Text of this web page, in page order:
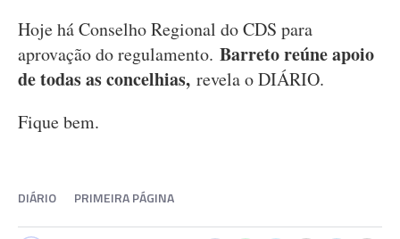
Hoje há Conselho Regional do CDS para
aprovação do regulamento. Barreto reúne apoio
de todas as concelhias, revela o DIÁRIO.
Fique bem.
DIÁRIO PRIMEIRA PÁGINA